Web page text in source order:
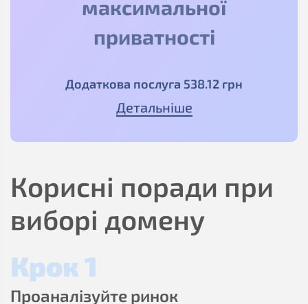
максимальної
приватності
Додаткова послуга 538.12 грн
Детальніше
Корисні поради при
виборі домену
Крок 1
Проаналізуйте ринок